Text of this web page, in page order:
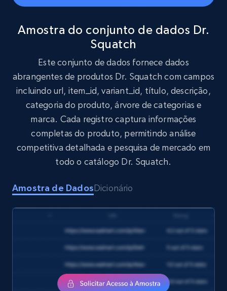
181+
Target
URL, Product id, Title, Product description,
Rating, Reviews count, Initial price, Discount,
and more.
eCommerce
1.3K+ 175+
amazon, Description amazon, Initial price
amazon, Currency amazon, Availability amazon,
Amostra do conjunto de dados Dr.
Squatch
Este conjunto de dados fornece dados
abrangentes de produtos Dr. Squatch com campos
incluindo url, item_id, variant_id, título, descrição,
categoria do produto, árvore de categorias e
marca. Cada registro captura informações
completas do produto, permitindo análise
competitiva detalhada e pesquisa de mercado em
todo o catálogo Dr. Squatch.
Amostra de DadosDicionário